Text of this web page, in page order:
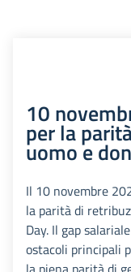
10
per la
uomo e
Il 10 novembre
la parità di
Day. Il gap
ostacoli principali